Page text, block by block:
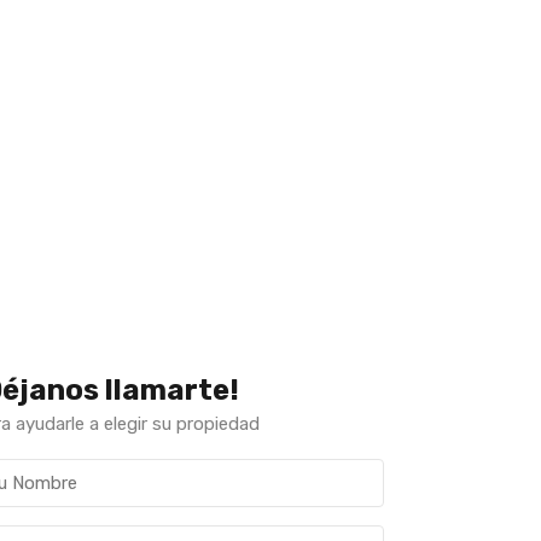
llamarte!
ayudarle a elegir su propiedad